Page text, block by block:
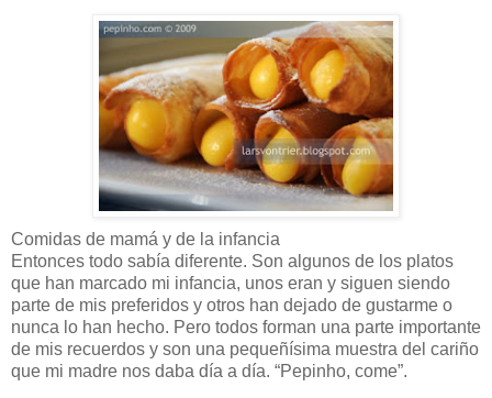
Comidas de mamá y de la infancia
Entonces todo sabía diferente. Son algunos de los platos
que han marcado mi infancia, unos eran y siguen siendo
parte de mis preferidos y otros han dejado de gustarme o
nunca lo han hecho. Pero todos forman una parte importante
de mis recuerdos y son una pequeñísima muestra del cariño
que mi madre nos daba día a día. “Pepinho, come”.